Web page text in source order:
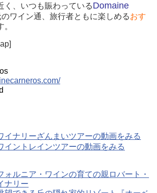
く、いつも賑わっているDomaine
のワイン通、旅行者ともに楽しめるおす
。
イナリーざんまいツアーの動画をみる
イントレインツアーの動画をみる
ォルニア・ワインの育ての親ロバート・
ナリー